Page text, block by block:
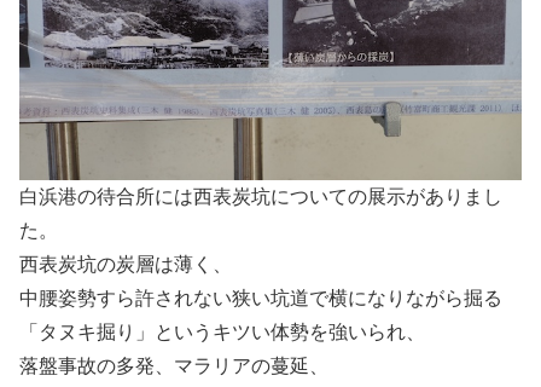
白浜港の待合所には西表炭坑についての展示がありまし
た。
西表炭坑の炭層は薄く、
中腰姿勢すら許されない狭い坑道で横になりながら掘る
「タヌキ掘り」というキツい体勢を強いられ、
落盤事故の多発、マラリアの蔓延、